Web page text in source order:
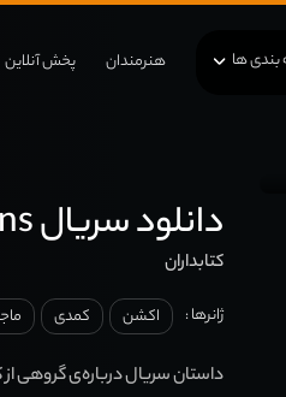
ها هنرمندان پخش آنلاین
دانلود سریال The Librarians
کتابداران
ژانرها : اکشن کمدی
داستان سریال درباره‌ی گروهی